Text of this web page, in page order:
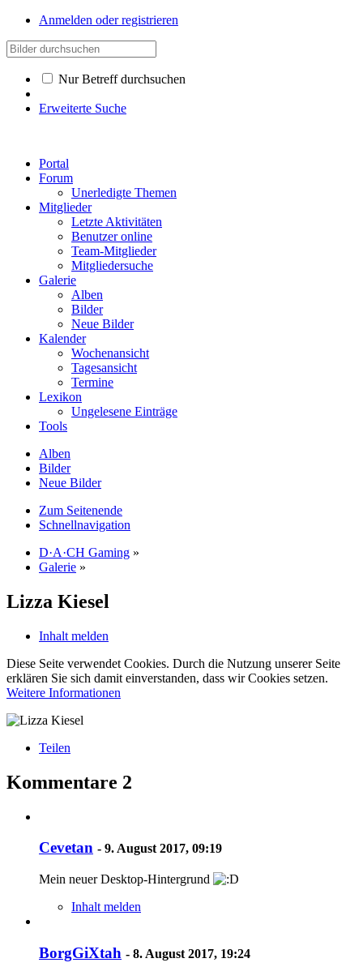
Anmelden oder registrieren
Nur Betreff durchsuchen
Erweiterte Suche
Portal
Forum
Unerledigte Themen
Mitglieder
Letzte Aktivitäten
Benutzer online
Team-Mitglieder
Mitgliedersuche
Galerie
Alben
Bilder
Neue Bilder
Kalender
Wochenansicht
Tagesansicht
Termine
Lexikon
Ungelesene Einträge
Tools
Alben
Bilder
Neue Bilder
Zum Seitenende
Schnellnavigation
D·A·CH Gaming »
Galerie »
Lizza Kiesel
Inhalt melden
Diese Seite verwendet Cookies. Durch die Nutzung unserer Seite
erklären Sie sich damit einverstanden, dass wir Cookies setzen.
Weitere Informationen
Teilen
Kommentare 2
Cevetan - 9. August 2017, 09:19
Mein neuer Desktop-Hintergrund
Inhalt melden
BorgGiXtah - 8. August 2017, 19:24